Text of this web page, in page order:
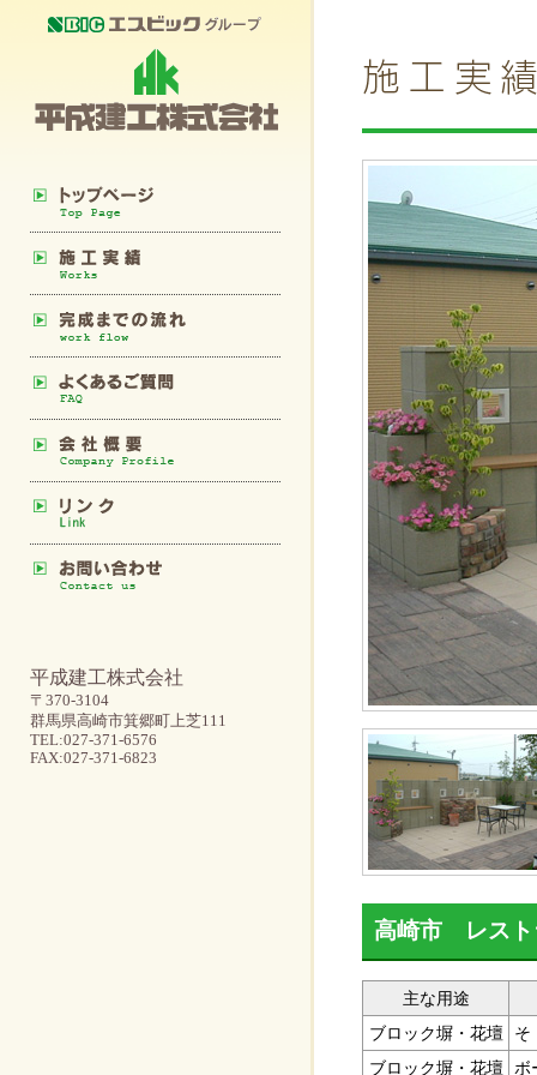
平成建工株式会社
〒370-3104
群馬県高崎市箕郷町上芝111
TEL:027-371-6576
FAX:027-371-6823
高崎市 レスト
主な用途
ブロック塀・花壇
そ
ブロック塀・花壇
ボ